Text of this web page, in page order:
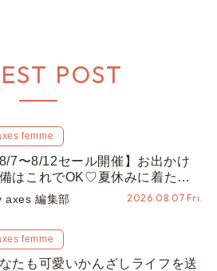
POST
femme
8/7〜8/12セール開催】お出かけ
はこれでOK♡夏休みに着たい
ーデ25選をシーン別に徹底解説！
axes 編集部 2026.08.07 Fri.
femme
たも可愛いかんざしライフを送